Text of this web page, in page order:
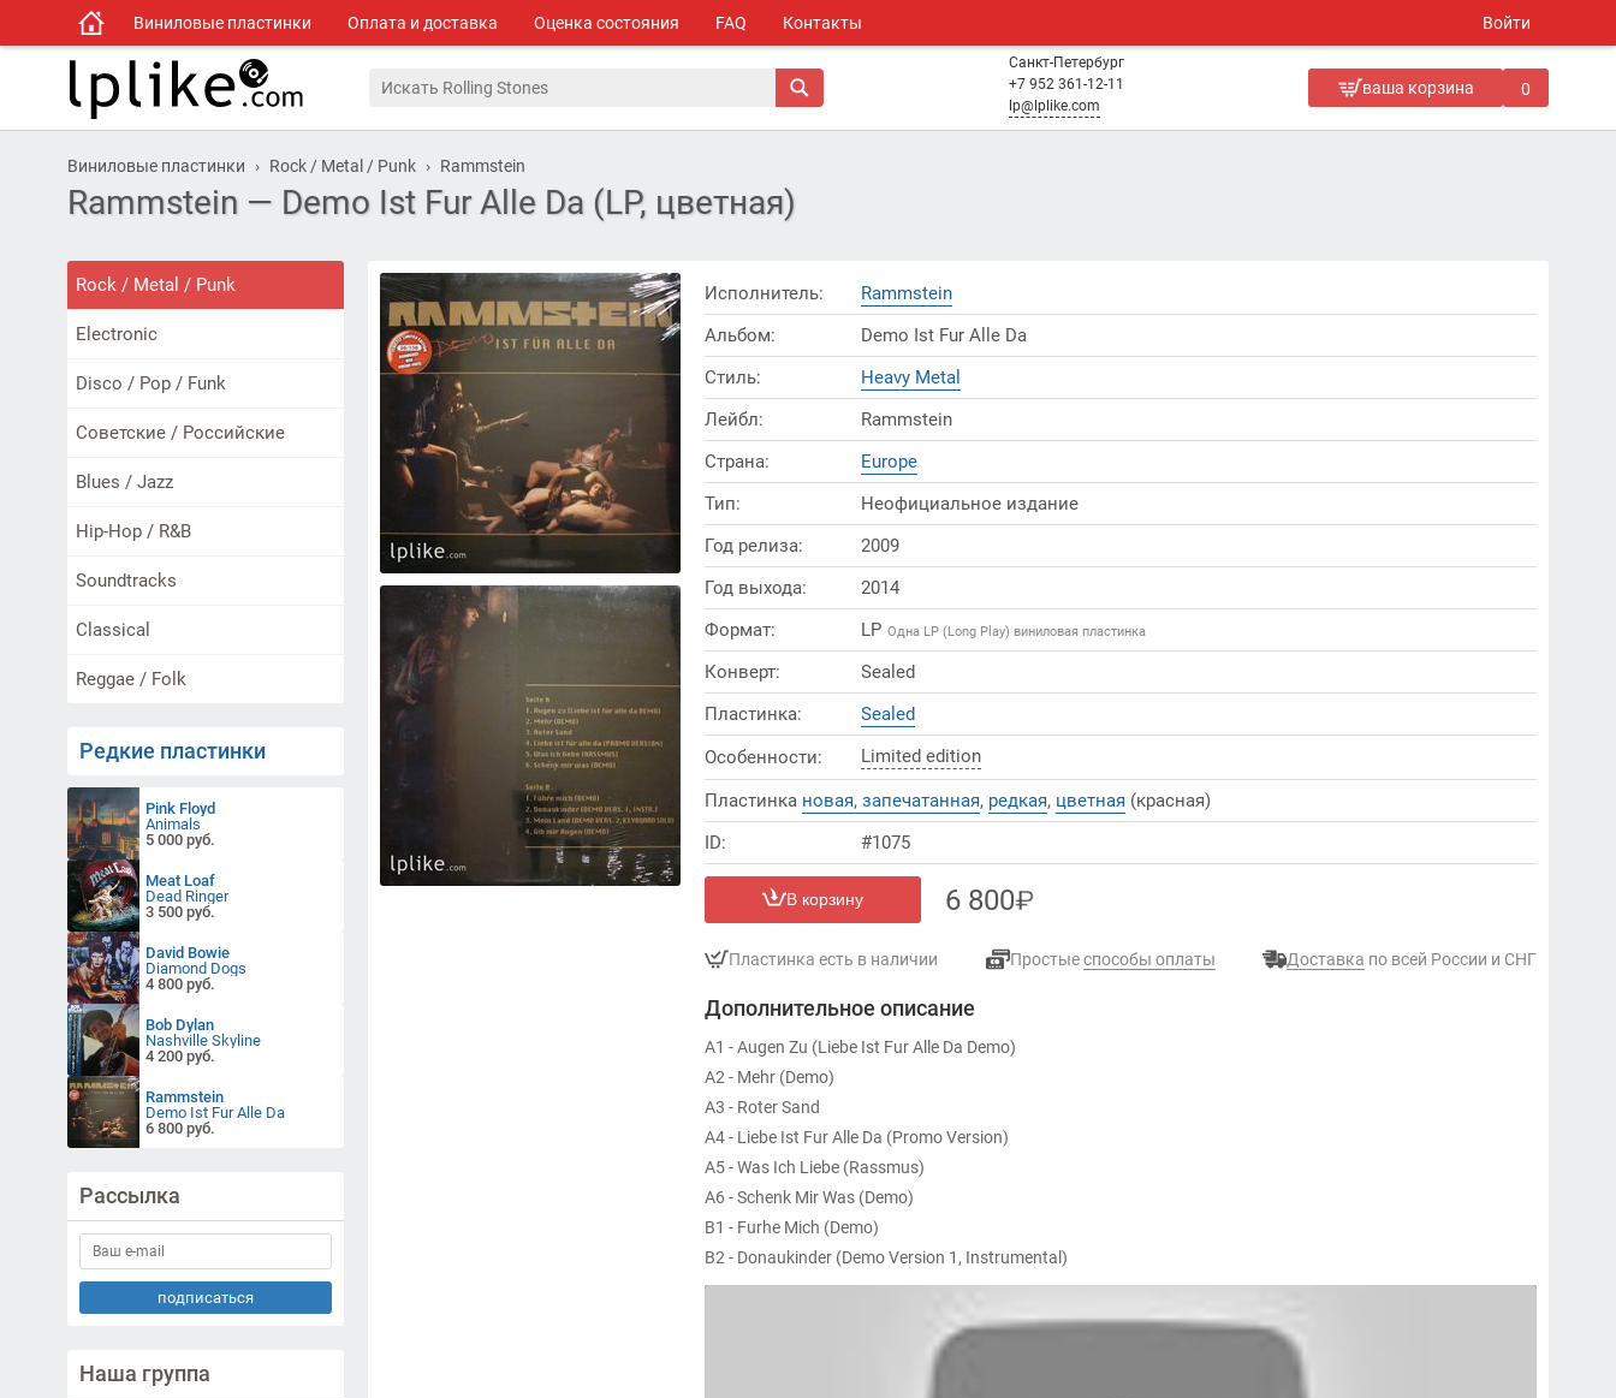
Виниловые пластинки Оплата и доставка Оценка состояния FAQ Контакты Войти
Санкт-Петербург
+7 952 361-12-11
lp@lplike.com
ваша корзина 0
Виниловые пластинки Rock / Metal / Punk Rammstein
Rammstein — Demo Ist Fur Alle Da (LP, цветная)
Rock / Metal / Punk
Electronic
Disco / Pop / Funk
Советские / Российские
Blues / Jazz
Hip-Hop / R&B
Soundtracks
Classical
Reggae / Folk
Редкие пластинки
Pink Floyd
Animals
5 000 руб.
Meat Loaf
Dead Ringer
3 500 руб.
David Bowie
Diamond Dogs
4 800 руб.
Bob Dylan
Nashville Skyline
4 200 руб.
Rammstein
Demo Ist Fur Alle Da
6 800 руб.
Рассылка
подписаться
Наша группа
Исполнитель:
Rammstein
Альбом:
Demo Ist Fur Alle Da
Стиль:
Heavy Metal
Лейбл:
Rammstein
Страна:
Europe
Тип:
Неофициальное издание
Год релиза:
2009
Год выхода:
2014
Формат:
LP Одна LP (Long Play) виниловая пластинка
Конверт:
Sealed
Пластинка:
Sealed
Особенности:
Limited edition
Пластинка новая, запечатанная, редкая, цветная (красная)
ID:
#1075
В корзину 6 800
Пластинка есть в наличии Простыеспособы оплаты Доставка по всей России и СНГ
Дополнительное описание
A1 - Augen Zu (Liebe Ist Fur Alle Da Demo)
A2 - Mehr (Demo)
A3 - Roter Sand
A4 - Liebe Ist Fur Alle Da (Promo Version)
A5 - Was Ich Liebe (Rassmus)
A6 - Schenk Mir Was (Demo)
B1 - Furhe Mich (Demo)
B2 - Donaukinder (Demo Version 1, Instrumental)
B3 - Mein Land (Demo Version 2, Keyboard Solo)